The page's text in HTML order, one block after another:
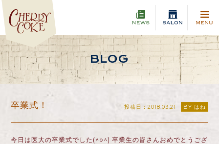
BLOG
卒業式！ 投稿日：2018.03.21 BY はね
今日は医大の卒業式でした(^○^) 卒業生の皆さんおめでとうござ